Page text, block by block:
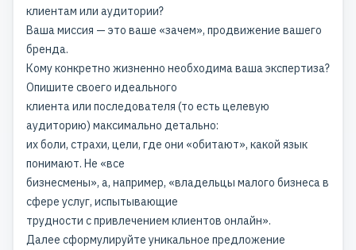
клиентам или аудитории?
Ваша миссия — это ваше «зачем», продвижение вашего
бренда.
Кому конкретно жизненно необходима ваша экспертиза?
Опишите своего идеального
клиента или последователя (то есть целевую
аудиторию) максимально детально:
их боли, страхи, цели, где они «обитают», какой язык
понимают. Не «все
бизнесмены», а, например, «владельцы малого бизнеса в
сфере услуг, испытывающие
трудности с привлечением клиентов онлайн».
Далее сформулируйте уникальное предложение